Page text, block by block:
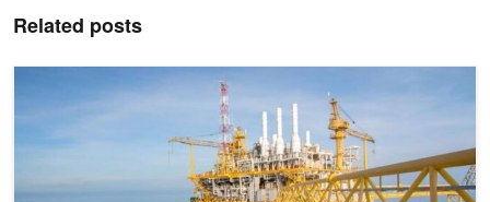
Related posts
24 時間 365 日 のシミュレーション ループ: エージェント型 AI